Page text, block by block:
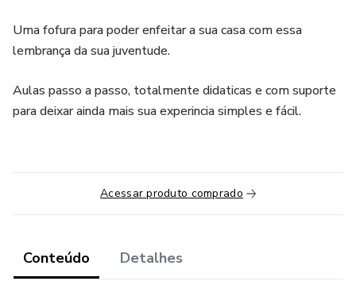
Uma fofura para poder enfeitar a sua casa com essa
lembrança da sua juventude.
Aulas passo a passo, totalmente didaticas e com suporte
para deixar ainda mais sua experincia simples e fácil.
Acessar produto comprado
Conteúdo Detalhes